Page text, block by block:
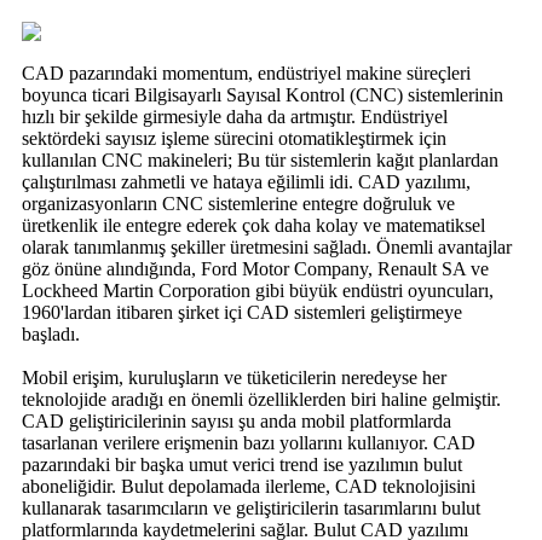
CAD pazarındaki momentum, endüstriyel makine süreçleri
boyunca ticari Bilgisayarlı Sayısal Kontrol (CNC) sistemlerinin
hızlı bir şekilde girmesiyle daha da artmıştır. Endüstriyel
sektördeki sayısız işleme sürecini otomatikleştirmek için
kullanılan CNC makineleri; Bu tür sistemlerin kağıt planlardan
çalıştırılması zahmetli ve hataya eğilimli idi. CAD yazılımı,
organizasyonların CNC sistemlerine entegre doğruluk ve
üretkenlik ile entegre ederek çok daha kolay ve matematiksel
olarak tanımlanmış şekiller üretmesini sağladı. Önemli avantajlar
göz önüne alındığında, Ford Motor Company, Renault SA ve
Lockheed Martin Corporation gibi büyük endüstri oyuncuları,
1960'lardan itibaren şirket içi CAD sistemleri geliştirmeye
başladı.
Mobil erişim, kuruluşların ve tüketicilerin neredeyse her
teknolojide aradığı en önemli özelliklerden biri haline gelmiştir.
CAD geliştiricilerinin sayısı şu anda mobil platformlarda
tasarlanan verilere erişmenin bazı yollarını kullanıyor. CAD
pazarındaki bir başka umut verici trend ise yazılımın bulut
aboneliğidir. Bulut depolamada ilerleme, CAD teknolojisini
kullanarak tasarımcıların ve geliştiricilerin tasarımlarını bulut
platformlarında kaydetmelerini sağlar. Bulut CAD yazılımı